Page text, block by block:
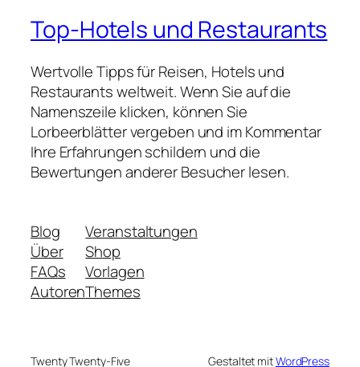
Top-Hotels und Restaurants
Wertvolle Tipps für Reisen, Hotels und
Restaurants weltweit. Wenn Sie auf die
Namenszeile klicken, können Sie
Lorbeerblätter vergeben und im Kommentar
Ihre Erfahrungen schildern und die
Bewertungen anderer Besucher lesen.
Blog
Über
FAQs
Autoren
Veranstaltungen
Shop
Vorlagen
Themes
Twenty Twenty-Five Gestaltet mitWordPress